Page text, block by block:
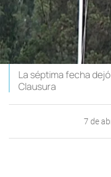
La séptima fecha
Clausura
7 de